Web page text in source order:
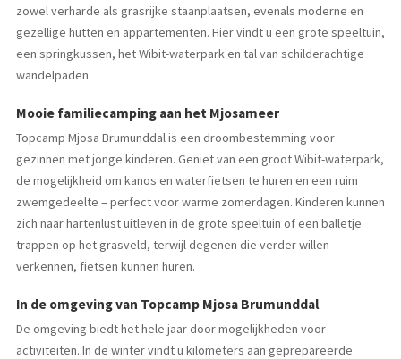
zowel verharde als grasrijke staanplaatsen, evenals moderne en
gezellige hutten en appartementen. Hier vindt u een grote speeltuin,
een springkussen, het Wibit-waterpark en tal van schilderachtige
wandelpaden.
Mooie familiecamping aan het Mjosameer
Topcamp Mjosa Brumunddal is een droombestemming voor
gezinnen met jonge kinderen. Geniet van een groot Wibit-waterpark,
de mogelijkheid om kanos en waterfietsen te huren en een ruim
zwemgedeelte – perfect voor warme zomerdagen. Kinderen kunnen
zich naar hartenlust uitleven in de grote speeltuin of een balletje
trappen op het grasveld, terwijl degenen die verder willen
verkennen, fietsen kunnen huren.
In de omgeving van Topcamp Mjosa Brumunddal
De omgeving biedt het hele jaar door mogelijkheden voor
activiteiten. In de winter vindt u kilometers aan geprepareerde